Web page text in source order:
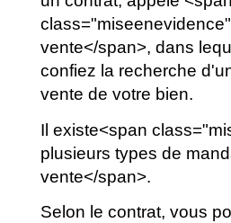
vente</span>, dans
confiez la recherche
vente de votre bien.
Il existe<span
plusieurs types de
vente</span>.
Selon le contrat, vous